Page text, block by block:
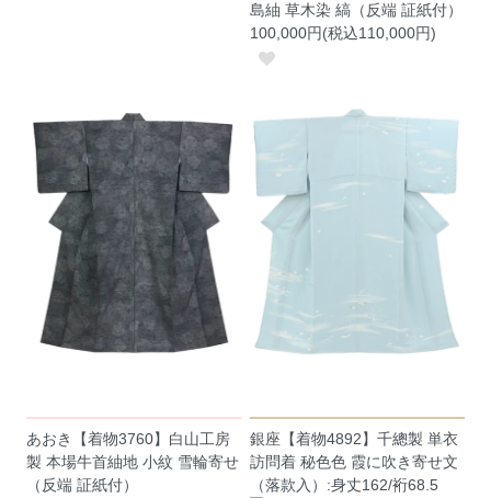
島紬 草木染 縞（反端 証紙付）
100,000円(税込110,000円)
あおき【着物3760】白山工房
製 本場牛首紬地 小紋 雪輪寄せ
（反端 証紙付）
銀座【着物4892】千總製 単衣
訪問着 秘色色 霞に吹き寄せ文
（落款入）:身丈162/裄68.5